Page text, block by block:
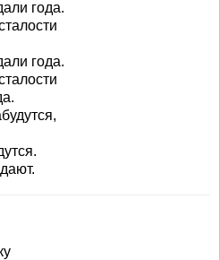
года.
года.